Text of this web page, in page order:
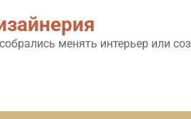
менять интерьер или